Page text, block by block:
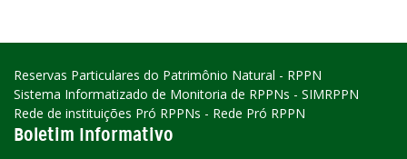
Reservas Particulares do Patrimônio Natural - RPPN
Sistema Informatizado de Monitoria de RPPNs - SIMRPPN
Rede de instituições Pró RPPNs - Rede Pró RPPN
Boletim Informativo